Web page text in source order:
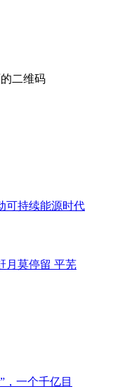
二维码
可持续能源时代
月莫停留 平芜
，一个千亿目